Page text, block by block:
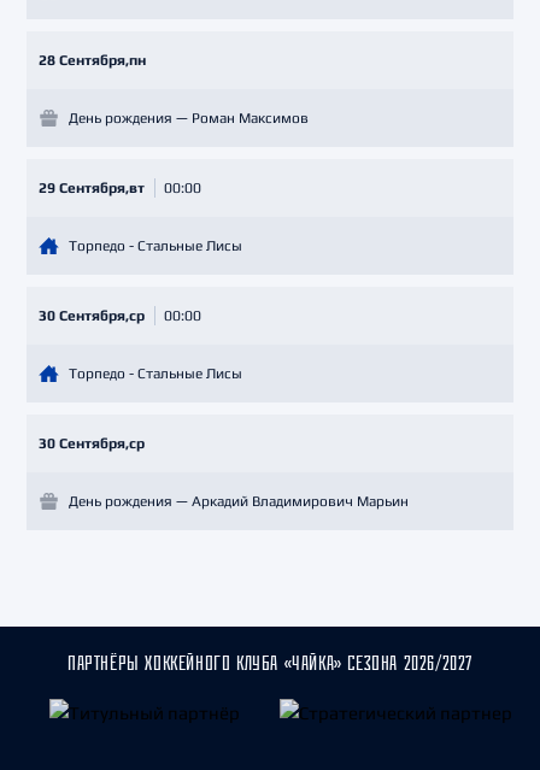
28 Сентября,пн
День рождения — Роман Максимов
29 Сентября,вт 00:00
Торпедо - Стальные Лисы
30 Сентября,ср 00:00
Торпедо - Стальные Лисы
30 Сентября,ср
День рождения — Аркадий Владимирович Марьин
ПАРТНЁРЫ ХОККЕЙНОГО КЛУБА «ЧАЙКА» СЕЗОНА 2026/2027